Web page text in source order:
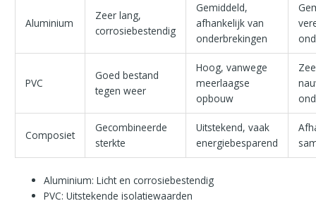
Aluminium
Zeer lang,
corrosiebestendig
Gemiddeld,
afhankelijk van
onderbrekingen
PVC
Goed bestand
tegen weer
Hoog, vanwege
meerlaagse
opbouw
Composiet
Gecombineerde
sterkte
Uitstekend, vaak
energiebesparend
Aluminium: Licht en corrosiebestendig
PVC: Uitstekende isolatiewaarden